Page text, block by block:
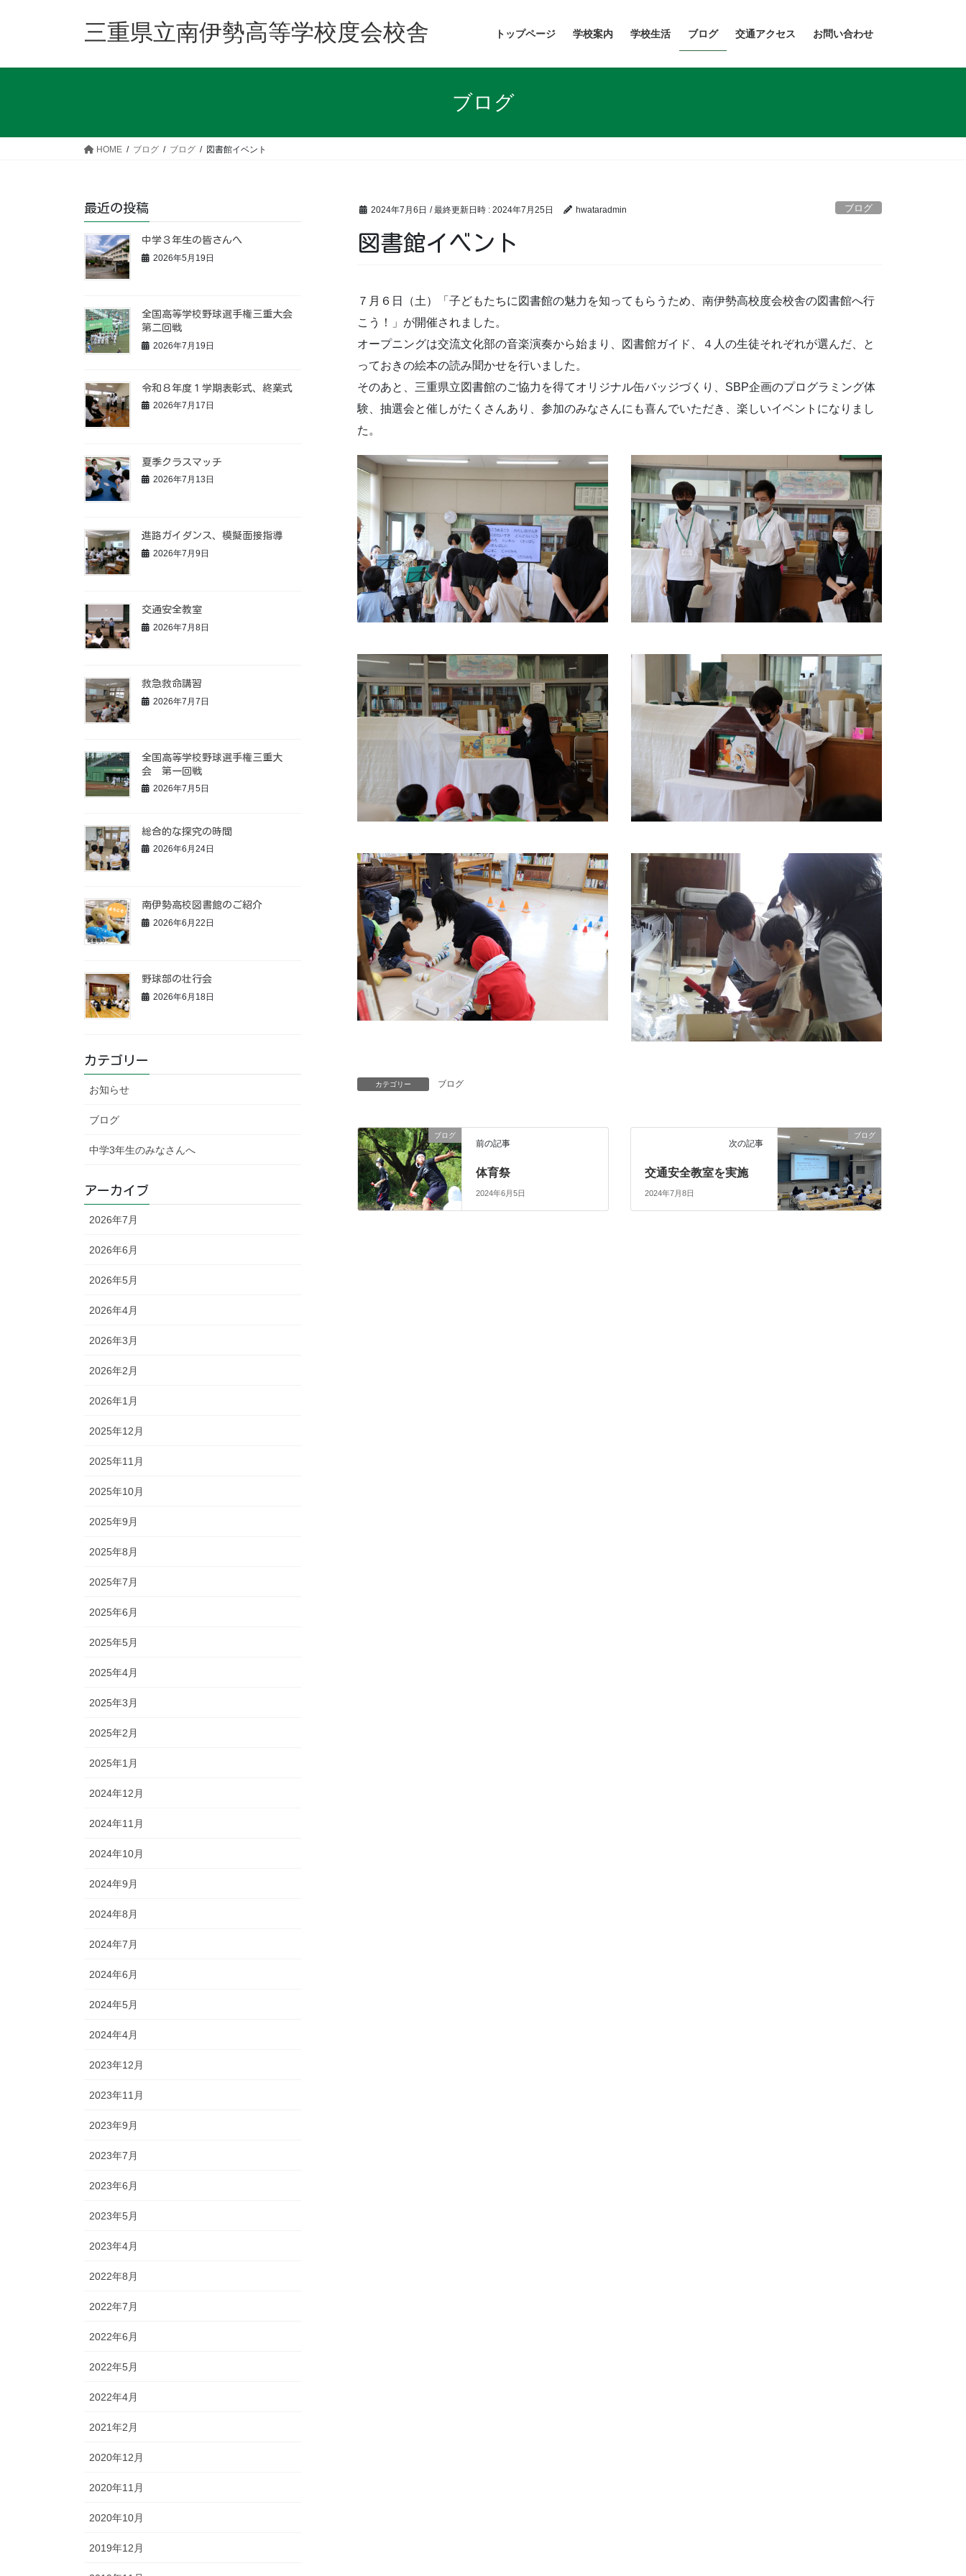
三重県立南伊勢高等学校度会校舎 トップページ 学校案内 学校生活 ブログ 交通アクセス お問い合わせ
ブログ
HOME ブログ ブログ 図書館イベント
2024年7月6日 / 最終更新日時 : 2024年7月25日 hwataradmin ブログ
図書館イベント
７月６日（土）「子どもたちに図書館の魅力を知ってもらうため、南伊勢高校度会校舎の図書館へ行
こう！」が開催されました。
オープニングは交流文化部の音楽演奏から始まり、図書館ガイド、４人の生徒それぞれが選んだ、と
っておきの絵本の読み聞かせを行いました。
そのあと、三重県立図書館のご協力を得てオリジナル缶バッジづくり、SBP企画のプログラミング体
験、抽選会と催しがたくさんあり、参加のみなさんにも喜んでいただき、楽しいイベントになりまし
た。
カテゴリー ブログ
ブログ
前の記事
体育祭
2024年6月5日
ブログ
次の記事
交通安全教室を実施
2024年7月8日
最近の投稿
中学３年生の皆さんへ
2026年5月19日
全国高等学校野球選手権三重大会
第二回戦
2026年7月19日
令和８年度１学期表彰式、終業式
2026年7月17日
夏季クラスマッチ
2026年7月13日
進路ガイダンス、模擬面接指導
2026年7月9日
交通安全教室
2026年7月8日
救急救命講習
2026年7月7日
全国高等学校野球選手権三重大
会 第一回戦
2026年7月5日
総合的な探究の時間
2026年6月24日
南伊勢高校図書館のご紹介
2026年6月22日
野球部の壮行会
2026年6月18日
カテゴリー
お知らせ
ブログ
中学3年生のみなさんへ
アーカイブ
2026年7月
2026年6月
2026年5月
2026年4月
2026年3月
2026年2月
2026年1月
2025年12月
2025年11月
2025年10月
2025年9月
2025年8月
2025年7月
2025年6月
2025年5月
2025年4月
2025年3月
2025年2月
2025年1月
2024年12月
2024年11月
2024年10月
2024年9月
2024年8月
2024年7月
2024年6月
2024年5月
2024年4月
2023年12月
2023年11月
2023年9月
2023年7月
2023年6月
2023年5月
2023年4月
2022年8月
2022年7月
2022年6月
2022年5月
2022年4月
2021年2月
2020年12月
2020年11月
2020年10月
2019年12月